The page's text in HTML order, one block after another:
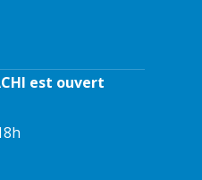
est ouvert